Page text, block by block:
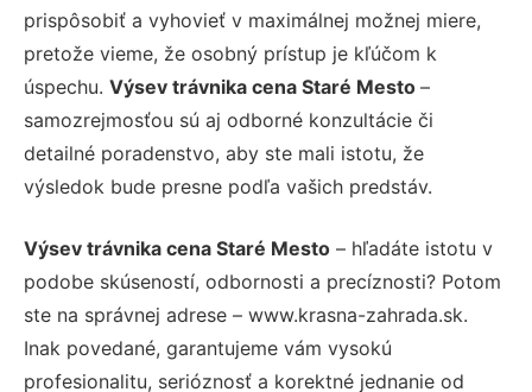
prispôsobiť a vyhovieť v maximálnej možnej miere,
pretože vieme, že osobný prístup je kľúčom k
úspechu. Výsev trávnika cena Staré Mesto –
samozrejmosťou sú aj odborné konzultácie či
detailné poradenstvo, aby ste mali istotu, že
výsledok bude presne podľa vašich predstáv.
Výsev trávnika cena Staré Mesto – hľadáte istotu v
podobe skúseností, odbornosti a precíznosti? Potom
ste na správnej adrese – www.krasna-zahrada.sk.
Inak povedané, garantujeme vám vysokú
profesionalitu, serióznosť a korektné jednanie od